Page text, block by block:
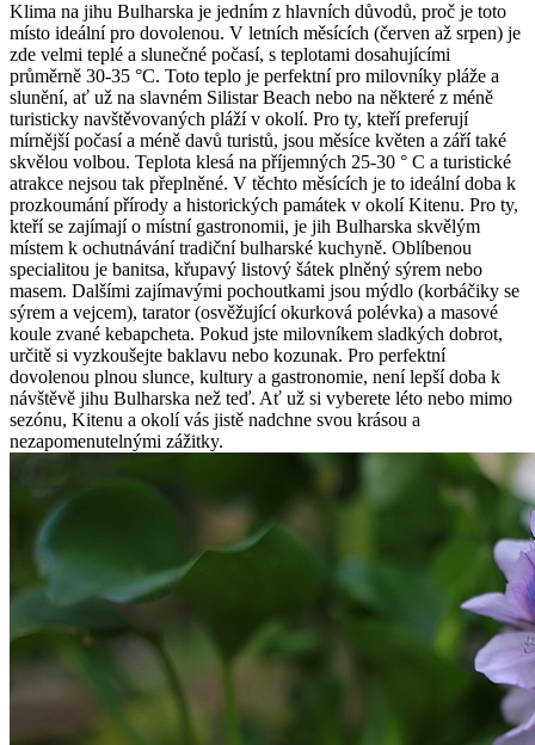
Klima na jihu Bulharska je jedním z hlavních důvodů, proč je toto
místo ideální pro dovolenou. V letních měsících (červen až srpen) je
zde velmi teplé a slunečné počasí, s teplotami dosahujícími
průměrně 30-35 °C. Toto teplo je perfektní pro milovníky pláže a
slunění, ať už na slavném Silistar Beach nebo na některé z méně
turisticky navštěvovaných pláží v okolí. Pro ty, kteří preferují
mírnější počasí a méně davů turistů, jsou měsíce květen a září také
skvělou volbou. Teplota klesá na příjemných 25-30 ° C a turistické
atrakce nejsou tak přeplněné. V těchto měsících je to ideální doba k
prozkoumání přírody a historických památek v okolí Kitenu. Pro ty,
kteří se zajímají o místní gastronomii, je jih Bulharska skvělým
místem k ochutnávání tradiční bulharské kuchyně. Oblíbenou
specialitou je banitsa, křupavý listový šátek plněný sýrem nebo
masem. Dalšími zajímavými pochoutkami jsou mýdlo (korbáčiky se
sýrem a vejcem), tarator (osvěžující okurková polévka) a masové
koule zvané kebapcheta. Pokud jste milovníkem sladkých dobrot,
určitě si vyzkoušejte baklavu nebo kozunak. Pro perfektní
dovolenou plnou slunce, kultury a gastronomie, není lepší doba k
návštěvě jihu Bulharska než teď. Ať už si vyberete léto nebo mimo
sezónu, Kitenu a okolí vás jistě nadchne svou krásou a
nezapomenutelnými zážitky.